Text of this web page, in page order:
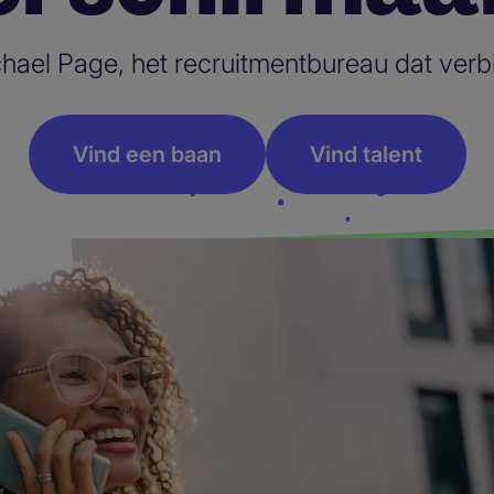
Page, het recruitmentbureau dat
Vind een baan Vind talent